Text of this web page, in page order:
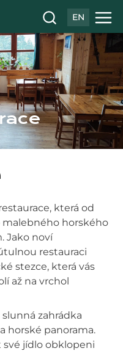
EN
která od
malebného horského
Jako noví
restauraci
stezce, která vás
až na vrchol
zahrádka
horské panorama.
jídlo obklopeni